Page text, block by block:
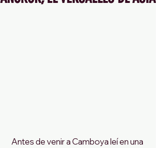
Antes de venir a Camboya leí en una